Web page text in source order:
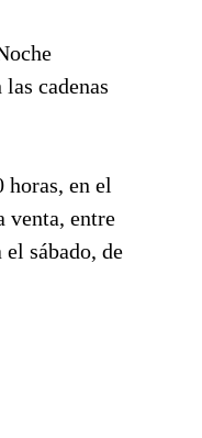
cadenas
en el
venta, entre
sábado, de